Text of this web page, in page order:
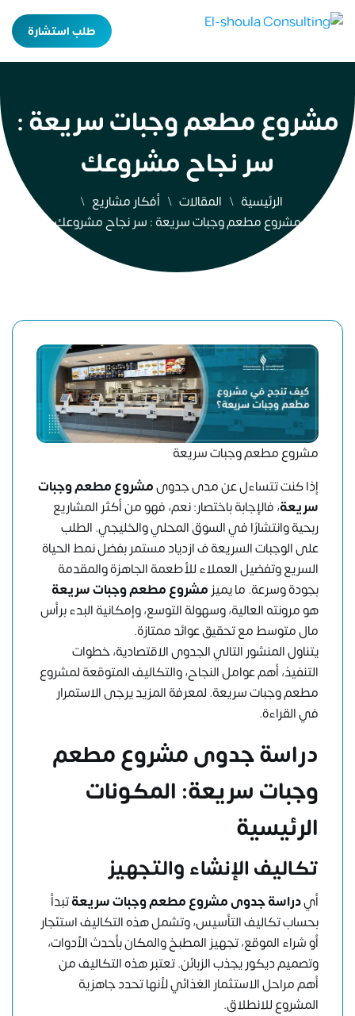
طلب استشارة
مشروع مطعم وجبات سريعة :
سر نجاح مشروعك
الرئيسية المقالات
أفكار مشاريع
مشروع مطعم وجبات سريعة : سر نجاح مشروعك
مشروع مطعم وجبات سريعة
إذا كنت تتساءل عن مدى جدوىمشروع مطعم وجبات
سريعة، فالإجابة باختصار: نعم، فهو من أكثر المشاريع
ربحية وانتشارًا في السوق المحلي والخليجي. الطلب
على الوجبات السريعة ف ازدياد مستمر بفضل نمط الحياة
السريع وتفضيل العملاء للأطعمة الجاهزة والمقدمة
بجودة وسرعة. ما يميز مشروع مطعم وجبات سريعة
هو مرونته العالية، وسهولة التوسع، وإمكانية البدء برأس
مال متوسط مع تحقيق عوائد ممتازة.
يتناول المنشور التالي الجدوى الاقتصادية، خطوات
التنفيذ، أهم عوامل النجاح، والتكاليف المتوقعة لمشروع
مطعم وجبات سريعة. لمعرفة المزيد يرجى الاستمرار
في القراءة.
دراسة جدوى مشروع مطعم
وجبات سريعة: المكونات
الرئيسية
تكاليف الإنشاء والتجهيز
أيدراسة جدوى مشروع مطعم وجبات سريعةتبدأ
بحساب تكاليف التأسيس، وتشمل هذه التكاليف استئجار
أو شراء الموقع، تجهيز المطبخ والمكان بأحدث الأدوات،
وتصميم ديكور يجذب الزبائن. تعتبر هذه التكاليف من
أهم مراحل الاستثمار الغذائي لأنها تحدد جاهزية
المشروع للانطلاق.